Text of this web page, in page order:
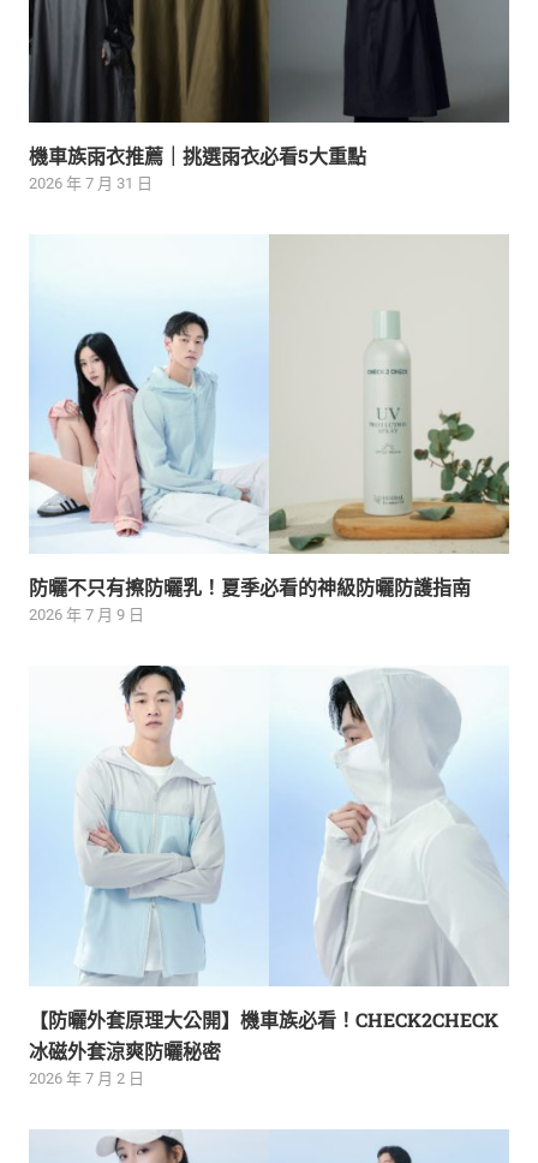
機車族雨衣推薦｜挑選雨衣必看5大重點
2026 年 7 月 31 日
防曬不只有擦防曬乳！夏季必看的神級防曬防護指南
2026 年 7 月 9 日
【防曬外套原理大公開】機車族必看！CHECK2CHECK
冰磁外套涼爽防曬秘密
2026 年 7 月 2 日